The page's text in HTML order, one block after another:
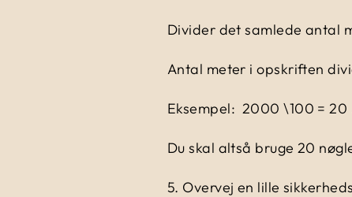
Divider det samlede antal
Antal meter i opskriften
Eksempel: 2000 \100 = 20
Du skal altså bruge 20
5. Overvej en lille